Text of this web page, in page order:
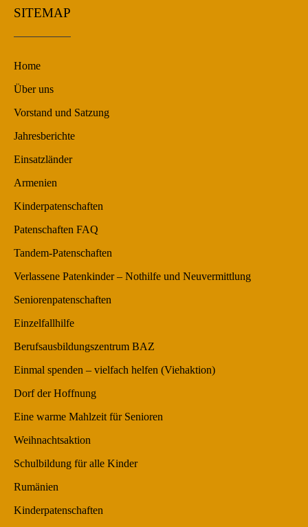
SITEMAP
Home
Über uns
Vorstand und Satzung
Jahresberichte
Einsatzländer
Armenien
Kinderpatenschaften
Patenschaften FAQ
Tandem-Patenschaften
Verlassene Patenkinder – Nothilfe und Neuvermittlung
Seniorenpatenschaften
Einzelfallhilfe
Berufsausbildungszentrum BAZ
Einmal spenden – vielfach helfen (Viehaktion)
Dorf der Hoffnung
Eine warme Mahlzeit für Senioren
Weihnachtsaktion
Schulbildung für alle Kinder
Rumänien
Kinderpatenschaften